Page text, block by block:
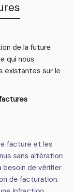
de la future
qui nous
existantes sur le
facture et les
sans altération
besoin de vérifier
de facturation.